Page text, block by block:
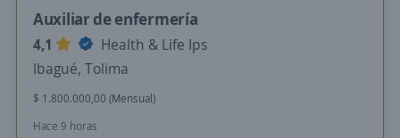
Auxiliar de enfermería
4,1
Health & Life Ips
Ibagué, Tolima
$ 1.800.000,00 (Mensual)
Hace 9 horas